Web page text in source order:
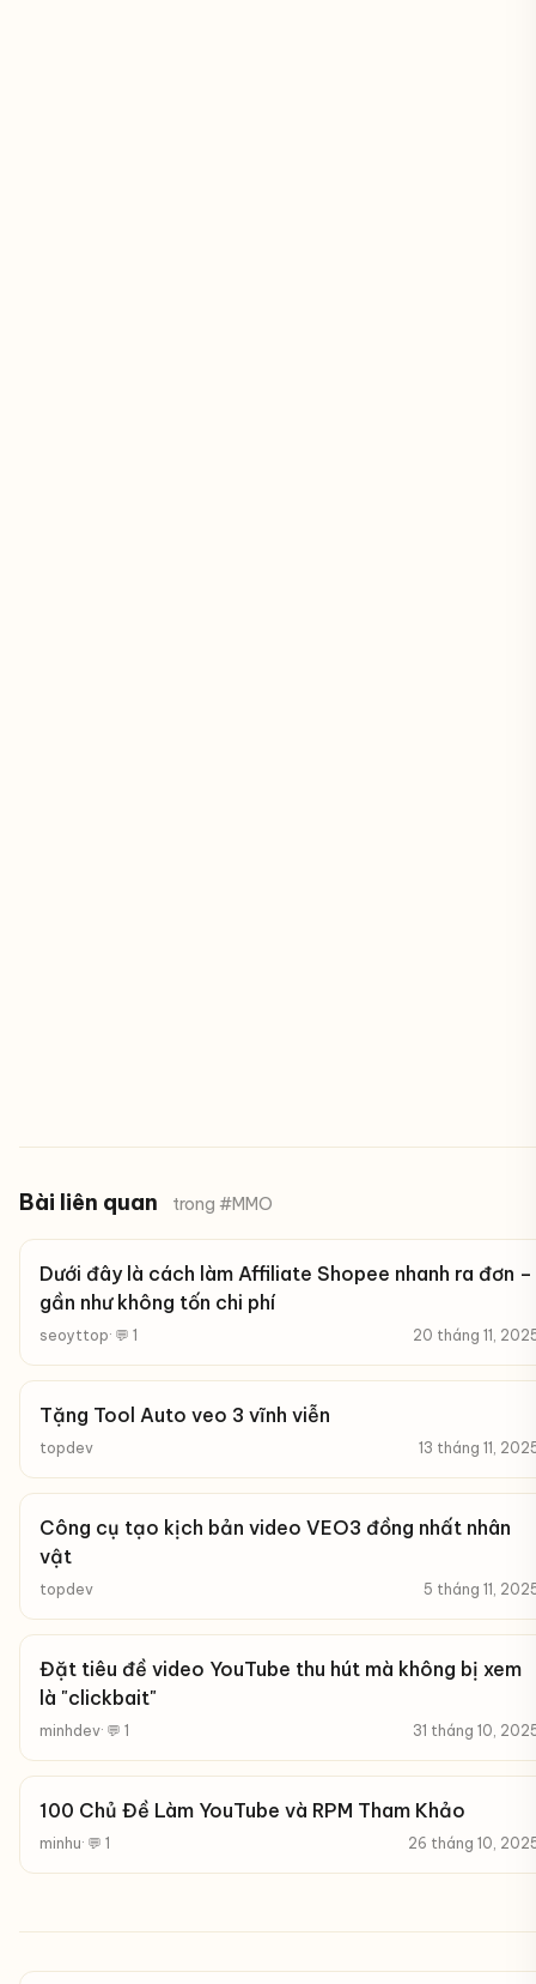
Bài liên quan trong #MMO
Dưới đây là cách làm Affiliate Shopee nhanh ra đơn –
gần như không tốn chi phí
seoyttop· 💬 1 20 tháng 11,
Tặng Tool Auto veo 3 vĩnh viễn
topdev 13 tháng 11,
Công cụ tạo kịch bản video VEO3 đồng nhất nhân
vật
topdev 5 tháng 11,
Đặt tiêu đề video YouTube thu hút mà không bị xem
là "clickbait"
minhdev· 💬 1 31 tháng 10,
100 Chủ Đề Làm YouTube và RPM Tham Khảo
minhu· 💬 1 26 tháng 10,